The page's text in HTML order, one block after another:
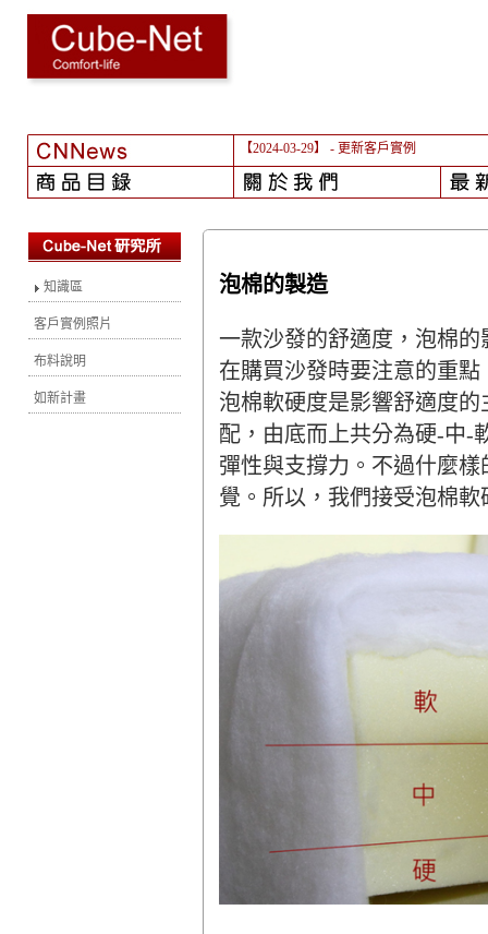
【2023-03-17】 -更新客戶實例
知識區
客戶實例照片
布料說明
如新計畫
泡棉的製造
一款沙發的舒適度，泡棉
在購買沙發時要注意的重點
泡棉軟硬度是影響舒適度的
配，由底而上共分為硬-中-
彈性與支撐力。不過什麼
覺。所以，我們接受泡棉